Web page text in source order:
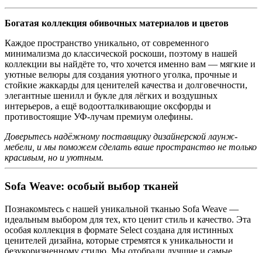
Богатая коллекция обивочных материалов и цветов
Каждое пространство уникально, от современного
минимализма до классической роскоши, поэтому в нашей
коллекции вы найдёте то, что хочется именно вам — мягкие и
уютные велюры для создания уютного уголка, прочные и
стойкие жаккарды для ценителей качества и долговечности,
элегантные шенилл и букле для лёгких и воздушных
интерьеров, а ещё водоотталкивающие оксфорды и
противостоящие УФ-лучам премиум олефины.
Доверьтесь надёжному поставщику дизайнерской лаунж-
мебели, и мы поможем сделать ваше пространство не только
красивым, но и уютным.
Sofa Weave: особый выбор тканей
Познакомьтесь с нашей уникальной тканью Sofa Weave —
идеальным выбором для тех, кто ценит стиль и качество. Эта
особая коллекция в формате Select создана для истинных
ценителей дизайна, которые стремятся к уникальности и
безукоризненному стилю. Мы отобрали лучшие и самые